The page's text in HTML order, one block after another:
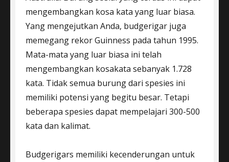
mengembangkan kosa kata yang luar biasa.
Yang mengejutkan Anda, budgerigar juga
memegang rekor Guinness pada tahun 1995.
Mata-mata yang luar biasa ini telah
mengembangkan kosakata sebanyak 1.728
kata. Tidak semua burung dari spesies ini
memiliki potensi yang begitu besar. Tetapi
beberapa spesies dapat mempelajari 300-500
kata dan kalimat.
Budgerigars memiliki kecenderungan untuk